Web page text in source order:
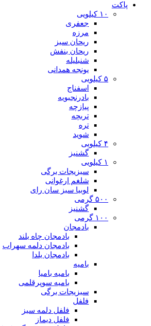
پاکت
۱۰ کیلویی
جعفری
مرزه
ریحان سبز
ریحان بنفش
شنبلیله
یونجه همدانی
۵ کیلویی
اسفناج
بادرنجبویه
پیازچه
تربچه
تره
شوید
۴ کیلویی
گشنیز
۱ کیلویی
سبزیجات برگی
شلغم ارغوانی
لوبیا سبز سان رای
۵۰۰ گرمی
گشنیز
۱۰۰ گرمی
بادمجان
بادمجان چاه بلند
بادمجان دلمه سهراب
بادمجان یلدا
بامیه
بامیه بامیا
بامیه سوپرقلمی
سبزیجات برگی
فلفل
فلفل دلمه سبز
فلفل دیماز